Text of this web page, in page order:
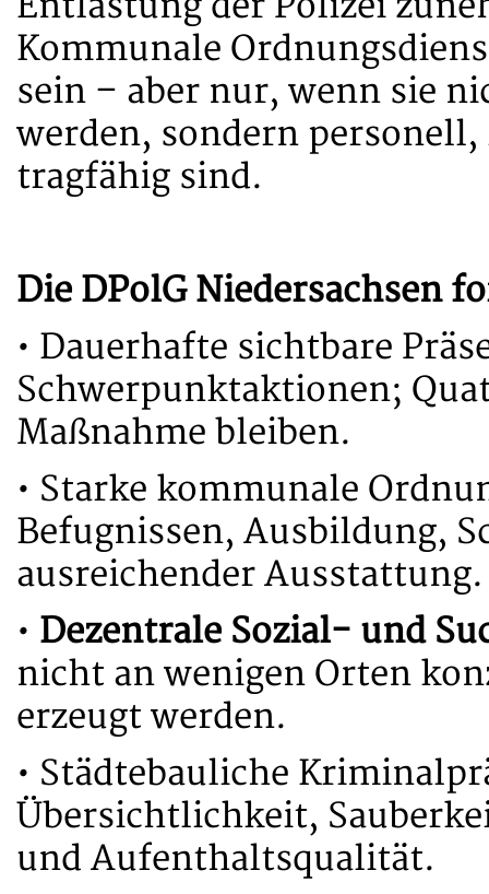
Kommunale
sein – aber nur, wenn sie
werden, sondern
tragfähig sind.
Die DPolG Niedersachsen
• Dauerhafte sichtbare
Schwerpunktaktionen;
Maßnahme bleiben.
• Starke kommunale
Befugnissen, Ausbildung,
ausreichender Ausstattung.
• Dezentrale Sozial- und
nicht an wenigen Orten
erzeugt werden.
• Städtebauliche
Übersichtlichkeit,
und Aufenthaltsqualität.